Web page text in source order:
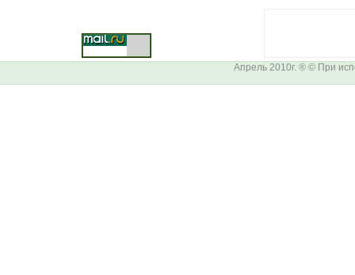
Апрель 2010г. ® © При